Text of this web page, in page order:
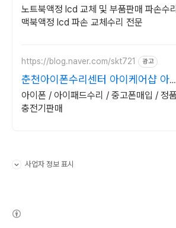
노트북액정 lcd 교체 및 부품판매 파손수리,
맥북액정 lcd 파손 교체수리 전문
https://blog.naver.com/skt721 광고
춘천아이폰수리센터 아이케어샵 아이
패드,애플워치 수리센터
아이폰 / 아이패드수리 / 중고폰매입 / 정품
충전기판매
사업자 정보 표시